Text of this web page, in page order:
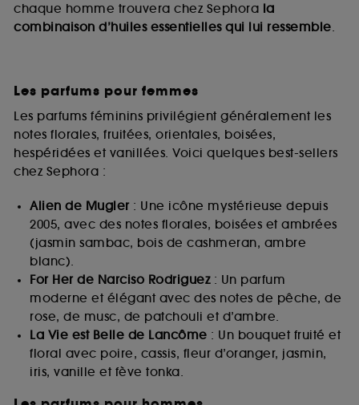
chaque homme trouvera chez Sephora la
combinaison d’huiles essentielles qui lui ressemble.
Les parfums pour femmes
Les parfums féminins privilégient généralement les
notes florales, fruitées, orientales, boisées,
hespéridées et vanillées. Voici quelques best-sellers
chez Sephora :
Alien de Mugler: Une icône mystérieuse depuis
2005, avec des notes florales, boisées et ambrées
(jasmin sambac, bois de cashmeran, ambre
blanc).
For Her de Narciso Rodriguez: Un parfum
moderne et élégant avec des notes de pêche, de
rose, de musc, de patchouli et d’ambre.
La Vie est Belle de Lancôme : Un bouquet fruité et
floral avec poire, cassis, fleur d’oranger, jasmin,
iris, vanille et fève tonka.